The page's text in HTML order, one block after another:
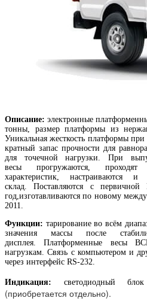
Описание: электронные
тонны, размер платформы из
Уникальная жесткость платформы
кратный запас прочности для
для точечной нагрузки. При
весы прогружаются, проходят
характеристик, настраиваются
склад. Поставляются с первичной
год,изготавливаются по новому
2011.
Функции: тарирование во всём
значения массы после
дисплея. Платформенные весы
нагрузкам. Связь с компьютером и
через интерфейс RS-232.
Индикация: светодиодный
(приобретается отдельно).